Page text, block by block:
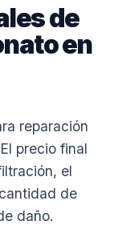
de
en
reparación
precio final
el
de
daño.